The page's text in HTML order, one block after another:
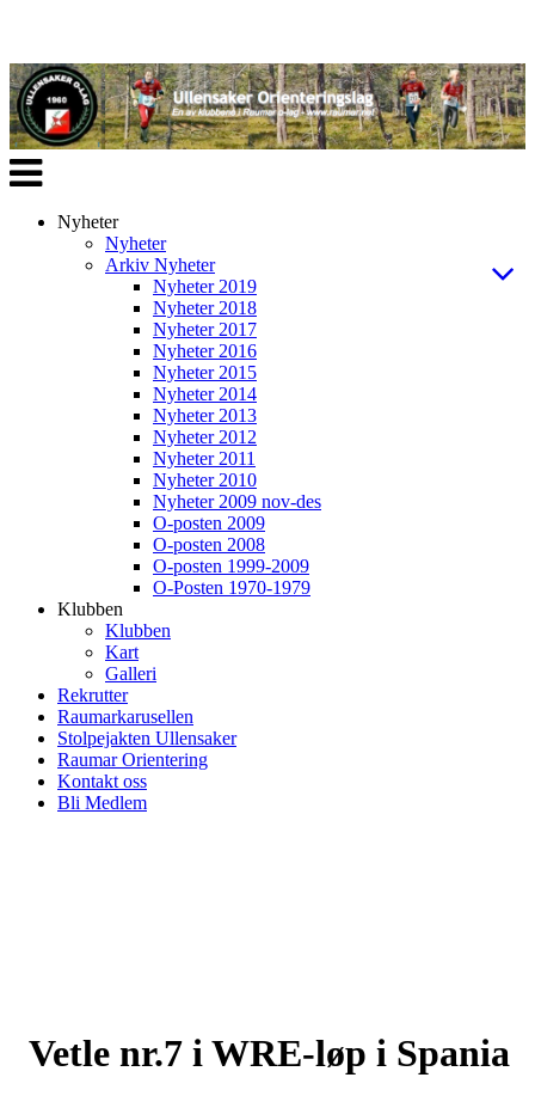
Veksle
navigasjon
Nyheter
Nyheter
Arkiv Nyheter
Nyheter 2019
Nyheter 2018
Nyheter 2017
Nyheter 2016
Nyheter 2015
Nyheter 2014
Nyheter 2013
Nyheter 2012
Nyheter 2011
Nyheter 2010
Nyheter 2009 nov-des
O-posten 2009
O-posten 2008
O-posten 1999-2009
O-Posten 1970-1979
Klubben
Klubben
Kart
Galleri
Rekrutter
Raumarkarusellen
Stolpejakten Ullensaker
Raumar Orientering
Kontakt oss
Bli Medlem
Vetle nr.7 i WRE-løp i Spania